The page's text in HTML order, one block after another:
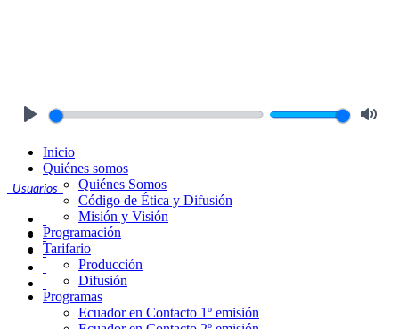
Usuarios
Inicio
Quiénes somos
Quiénes Somos
Código de Ética y Difusión
Misión y Visión
Programación
Tarifario
Producción
Difusión
Programas
Ecuador en Contacto 1º emisión